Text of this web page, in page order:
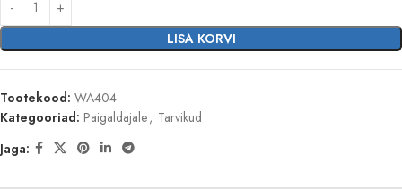
LISA KORVI
Tootekood: WA404
Kategooriad: Paigaldajale, Tarvikud
Jaga: